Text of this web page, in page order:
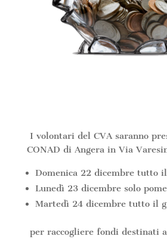
I volontari del CVA saranno
CONAD di Angera in Via
Domenica 22 dicembre tutto
Lunedì 23 dicembre solo
Martedì 24 dicembre tutto il
per raccogliere fondi destinati